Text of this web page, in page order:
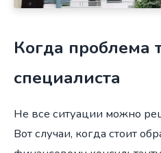
Когда проблема
специалиста
Не все ситуации можно
Вот случаи, когда стоит